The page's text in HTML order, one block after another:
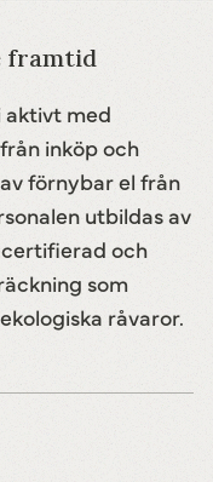
framtid
aktivt med
inköp och
förnybar el från
utbildas av
certifierad och
som
råvaror.